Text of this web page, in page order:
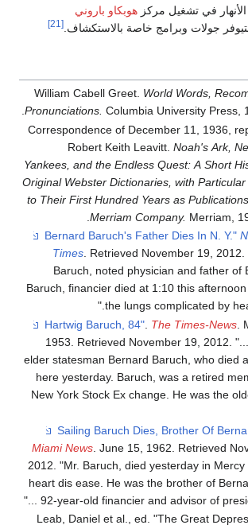
في تشغيل مركز هوبكاو باروني
جولات وبرامج خاصة بالاستكشاف.[21]
William Cabell Greet.World Words,
Pronunciations.Columbia University
Correspondence of December 11,
Robert Keith Leavitt.Noah's
Yankees, and the Endless Quest: A Short
Original Webster Dictionaries, with
to Their First Hundred Years as
Merriam Company.
Times. RetrievedNovember 19,
Baruch, noted physician and father
Baruch, financier died at 1:10 this
the lungs complicated by
.The Times-
1953. RetrievedNovember 19,2012
elder statesman Bernard Baruch, who
here yesterday. Baruch, was a retired
New York Stock Ex change. He was the
Miami News. June 15, 1962. Retrieved
2012. Mr. Baruch, died yesterday in
heart dis ease. He was the brother of
92-year-old financier and advisor of
Leab, Daniel et al., ed. "The Great Depression and